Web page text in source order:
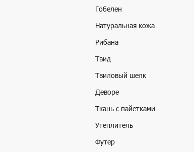
Гобелен
Натуральная кожа
Рибана
Твид
Твиловый шелк
Деворе
Ткань с пайетками
Утеплитель
Футер